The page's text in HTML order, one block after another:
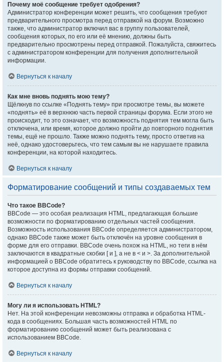
Почему моё сообщение требует одобрения?
Администратор конференции может решить, что сообщения требуют
предварительного просмотра перед отправкой на форум. Возможно
также, что администратор включил вас в группу пользователей,
сообщения которых, по его или её мнению, должны быть
предварительно просмотрены перед отправкой. Пожалуйста, свяжитесь
с администратором конференции для получения дополнительной
информации.
Вернуться к началу
Как мне вновь поднять мою тему?
Щёлкнув по ссылке «Поднять тему» при просмотре темы, вы можете
«поднять» её в верхнюю часть первой страницы форума. Если этого не
происходит, то это означает, что возможность поднятия тем могла быть
отключена, или время, которое должно пройти до повторного поднятия
темы, ещё не прошло. Также можно поднять тему, просто ответив на
неё, однако удостоверьтесь, что тем самым вы не нарушаете правила
конференции, на которой находитесь.
Вернуться к началу
Форматирование сообщений и типы создаваемых тем
Что такое BBCode?
BBCode — это особая реализация HTML, предлагающая большие
возможности по форматированию отдельных частей сообщения.
Возможность использования BBCode определяется администратором,
однако BBCode также может быть отключён на уровне сообщения в
форме для его отправки. BBCode очень похож на HTML, но теги в нём
заключаются в квадратные скобки [ и ], а не в < и >. За дополнительной
информацией о BBCode обратитесь к руководству по BBCode, ссылка на
которое доступна из формы отправки сообщений.
Вернуться к началу
Могу ли я использовать HTML?
Нет. На этой конференции невозможны отправка и обработка HTML-
кода в сообщениях. Большая часть возможностей HTML по
форматированию сообщений может быть реализована с
использованием BBCode.
Вернуться к началу